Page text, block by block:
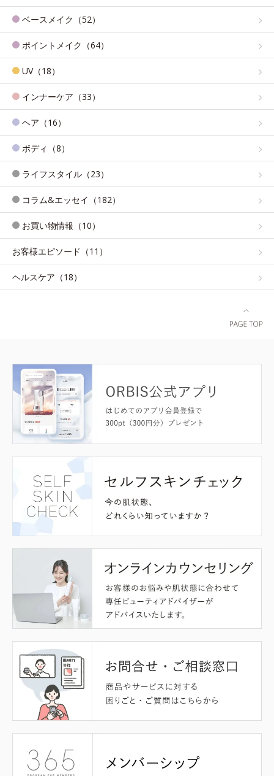
ベースメイク（52）
ポイントメイク（64）
UV（18）
インナーケア（33）
ヘア（16）
ボディ（8）
ライフスタイル（23）
コラム&エッセイ（182）
お買い物情報（10）
お客様エピソード（11）
ヘルスケア（18）